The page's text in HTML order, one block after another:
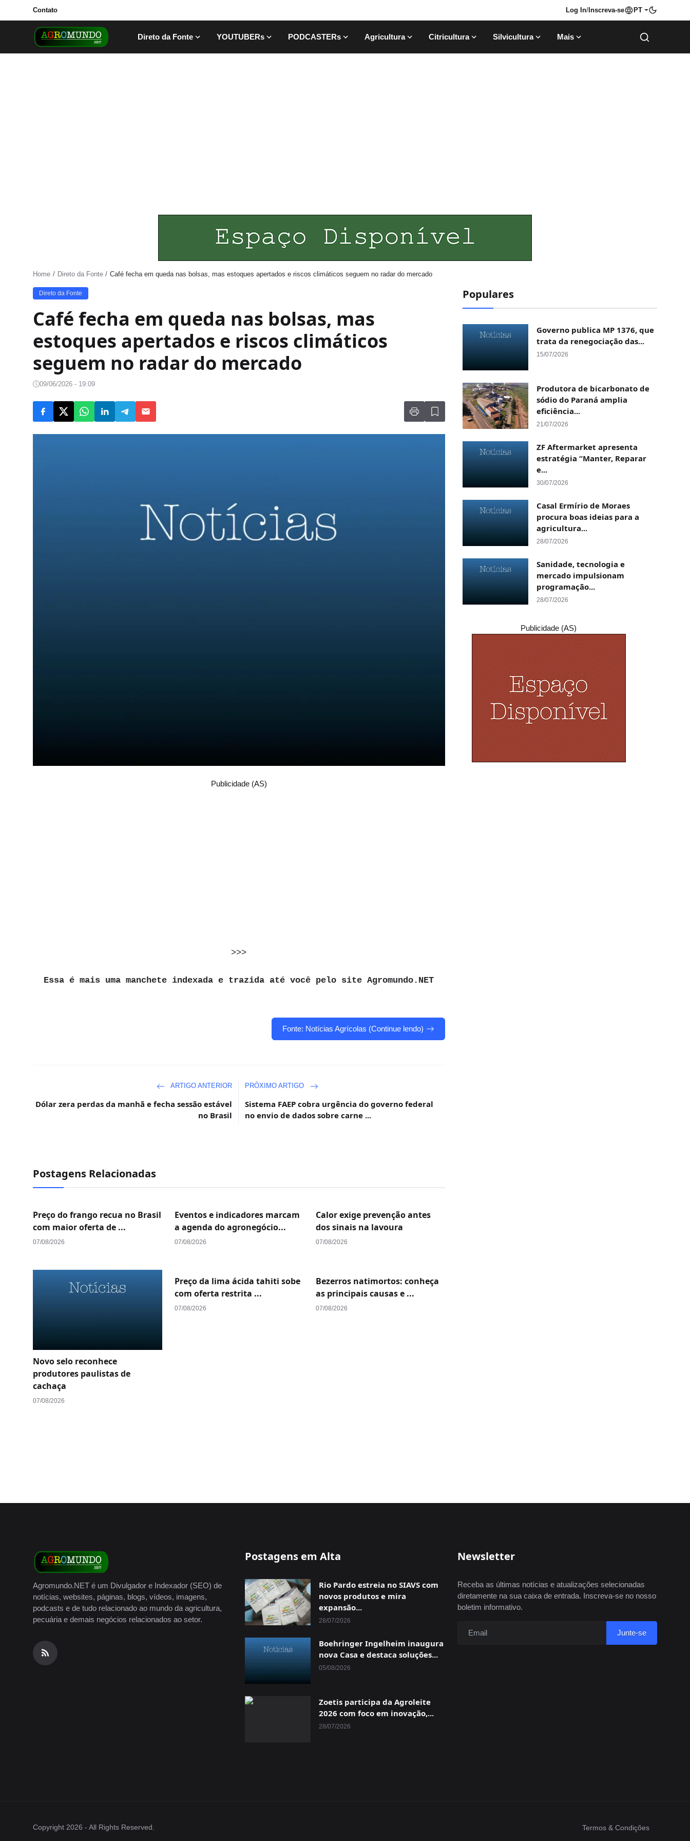
Contato Log In/ Inscreva-se PT
Direto da Fonte YOUTUBERs PODCASTERs Agricultura Citricultura Silvicultura Mais
Home Direto da Fonte Café fecha em queda nas bolsas, mas estoques apertados e riscos climáticos seguem no radar do mercado
Direto da Fonte
Café fecha em queda nas bolsas, mas
estoques apertados e riscos climáticos
seguem no radar do mercado
09/06/2026 - 19:09
Publicidade (AS)
>>>
Essa é mais uma manchete indexada e trazida até você pelo site Agromundo.NET
Fonte: Notícias Agrícolas (Continue lendo)
ARTIGO ANTERIOR
Dólar zera perdas da manhã e fecha sessão estável
no Brasil
PRÓXIMO ARTIGO
Sistema FAEP cobra urgência do governo federal
no envio de dados sobre carne ...
Postagens Relacionadas
Preço do frango recua no Brasil
com maior oferta de ...
07/08/2026
Eventos e indicadores marcam
a agenda do agronegócio...
07/08/2026
Calor exige prevenção antes
dos sinais na lavoura
07/08/2026
Novo selo reconhece
produtores paulistas de
cachaça
07/08/2026
Preço da lima ácida tahiti sobe
com oferta restrita ...
07/08/2026
Bezerros natimortos: conheça
as principais causas e ...
07/08/2026
Populares
Governo publica MP 1376, que
trata da renegociação das...
15/07/2026
Produtora de bicarbonato de
sódio do Paraná amplia
eficiência...
21/07/2026
ZF Aftermarket apresenta
estratégia “Manter, Reparar
e...
30/07/2026
Casal Ermírio de Moraes
procura boas ideias para a
agricultura...
28/07/2026
Sanidade, tecnologia e
mercado impulsionam
programação...
28/07/2026
Publicidade (AS)
Agromundo.NET é um Divulgador e Indexador (SEO) de
notícias, websites, páginas, blogs, vídeos, imagens,
podcasts e de tudo relacionado ao mundo da agricultura,
pecuária e demais negócios relacionados ao setor.
Postagens em Alta
Rio Pardo estreia no SIAVS com
novos produtos e mira
expansão...
28/07/2026
Boehringer Ingelheim inaugura
nova Casa e destaca soluções...
05/08/2026
Zoetis participa da Agroleite
2026 com foco em inovação,...
28/07/2026
Newsletter
Receba as últimas notícias e atualizações selecionadas
diretamente na sua caixa de entrada. Inscreva-se no nosso
boletim informativo.
Junte-se
Copyright 2026 - All Rights Reserved. Termos & Condições